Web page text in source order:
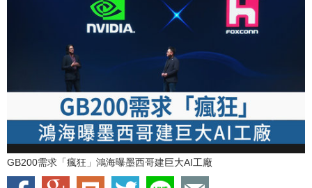
GB200需求「瘋狂」鴻海曝墨西哥建巨大AI工廠